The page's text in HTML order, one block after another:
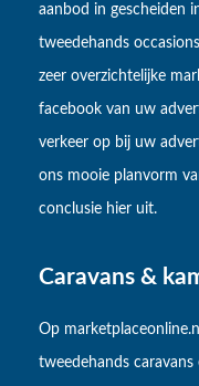
aanbod in gescheiden
tweedehands
zeer overzichtelijke
facebook van uw
verkeer op bij uw
ons mooie planvorm
conclusie hier uit.
Caravans &
Op
tweedehands